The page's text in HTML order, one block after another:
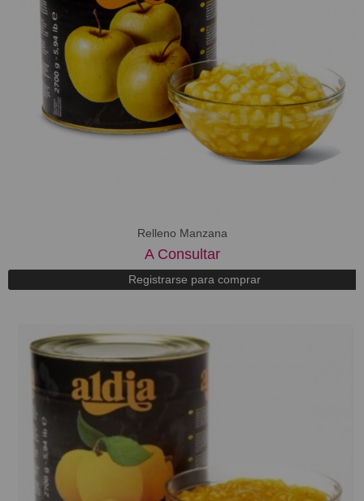
Relleno Manzana
A Consultar
Registrarse para comprar